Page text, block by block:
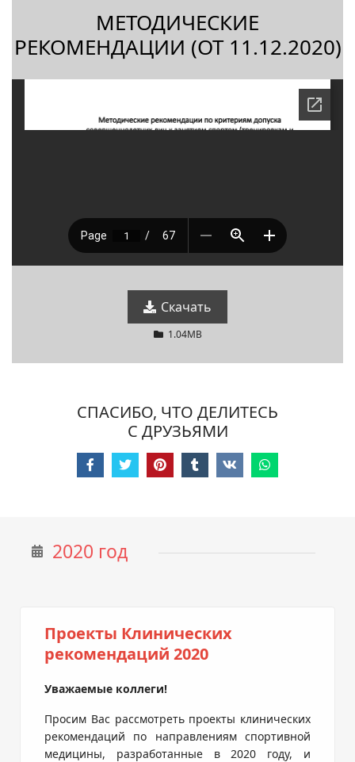
МЕТОДИЧЕСКИЕ
РЕКОМЕНДАЦИИ (ОТ 11.12.2020)
Скачать
1.04MB
СПАСИБО, ЧТО ДЕЛИТЕСЬ
С ДРУЗЬЯМИ
2020 год
Проекты Клинических
рекомендаций 2020
Уважаемые коллеги!
Просим Вас рассмотреть проекты клинических
рекомендаций по направлениям спортивной
медицины, разработанные в 2020 году, и